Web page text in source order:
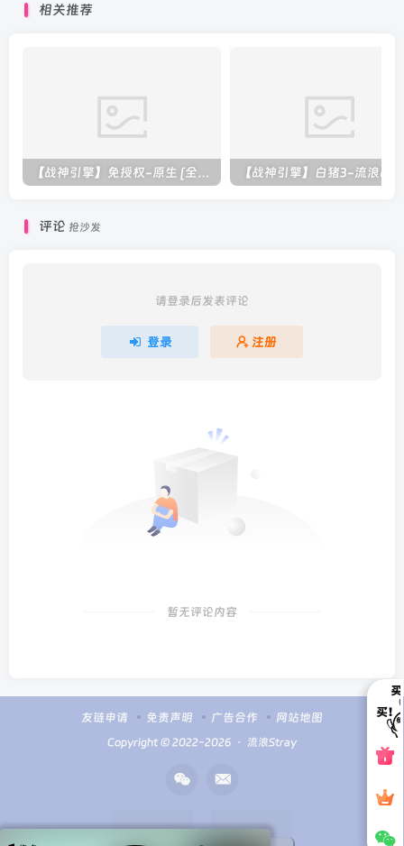
相关推荐
【战神引擎】免授权-原生 [全屏自动拾取] 插件 + 配置教程（更新修复版，具体自测）
评论 抢沙发
请登录后发表评论
登录 注册
暂无评论内容
友链申请 免责声明 广告合作 网站地图
Copyright © 2022-2026 ・ 流浪Stray